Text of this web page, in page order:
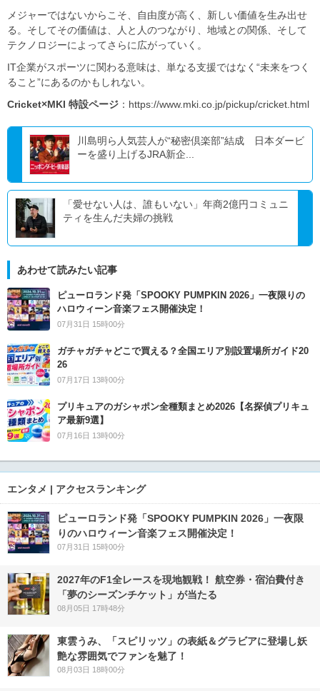
メジャーではないからこそ、自由度が高く、新しい価値を生み出せ
る。そしてその価値は、人と人のつながり、地域との関係、そして
テクノロジーによってさらに広がっていく。
IT企業がスポーツに関わる意味は、単なる支援ではなく“未来をつく
ること”にあるのかもしれない。
Cricket×MKI 特設ページ ：https://www.mki.co.jp/pickup/cricket.html
川島明ら人気芸人が“秘密倶楽部”結成 日本ダービ
ーを盛り上げるJRA新企...
「愛せない人は、誰もいない」年商2億円コミュニ
ティを生んだ夫婦の挑戦
あわせて読みたい記事
ピューロランド発「SPOOKY PUMPKIN 2026」一夜限りの
ハロウィーン音楽フェス開催決定！
07月31日 15時00分
ガチャガチャどこで買える？全国エリア別設置場所ガイド20
26
07月17日 13時00分
プリキュアのガシャポン全種類まとめ2026【名探偵プリキュ
ア最新9選】
07月16日 13時00分
エンタメ | アクセスランキング
ピューロランド発「SPOOKY PUMPKIN 2026」一夜限
りのハロウィーン音楽フェス開催決定！
07月31日 15時00分
2027年のF1全レースを現地観戦！ 航空券・宿泊費付き
「夢のシーズンチケット」が当たる
08月05日 17時48分
東雲うみ、「スピリッツ」の表紙＆グラビアに登場し妖
艶な雰囲気でファンを魅了！
08月03日 18時00分